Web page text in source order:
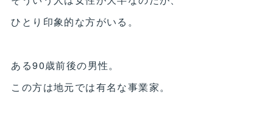
ひとり印象的な方がいる。
ある90歳前後の男性。
この方は地元では有名な事業家。